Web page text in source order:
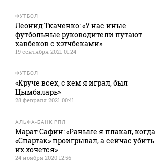
ФУТБОЛ
Леонид Ткаченко: «У нас иные
футбольные руководители путают
хавбеков с хэтчбеками»
19 сентября 2021 01:24
ФУТБОЛ
«Круче всех, с кем я играл, был
Цымбаларь»
28 февраля 2021 00:41
АЛЬФА-БАНК РПЛ
Марат Сафин: «Раньше я плакал, когда
«Спартак» проигрывал, а сейчас убить
их хочется»
24 ноября 2020 12:56